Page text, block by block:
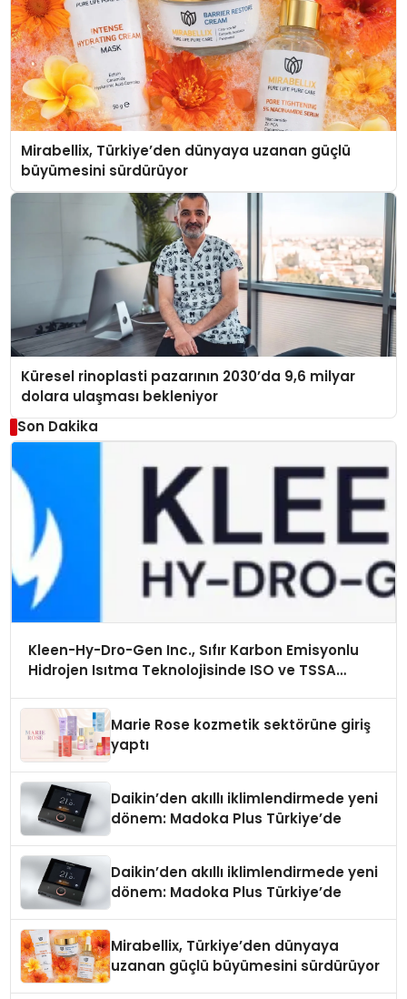
Mirabellix, Türkiye’den dünyaya uzanan güçlü
büyümesini sürdürüyor
Küresel rinoplasti pazarının 2030’da 9,6 milyar
dolara ulaşması bekleniyor
Son Dakika
Kleen-Hy-Dro-Gen Inc., Sıfır Karbon Emisyonlu
Hidrojen Isıtma Teknolojisinde ISO ve TSSA
Marie Rose kozmetik sektörüne giriş
yaptı
Daikin’den akıllı iklimlendirmede yeni
dönem: Madoka Plus Türkiye’de
Daikin’den akıllı iklimlendirmede yeni
dönem: Madoka Plus Türkiye’de
Mirabellix, Türkiye’den dünyaya
uzanan güçlü büyümesini sürdürüyor